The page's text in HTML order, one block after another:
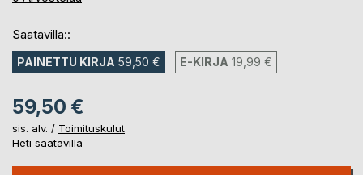
Saatavilla::
PAINETTU KIRJA 59,50 € E-KIRJA 19,99 €
59,50 €
sis. alv. / Toimituskulut
Heti saatavilla